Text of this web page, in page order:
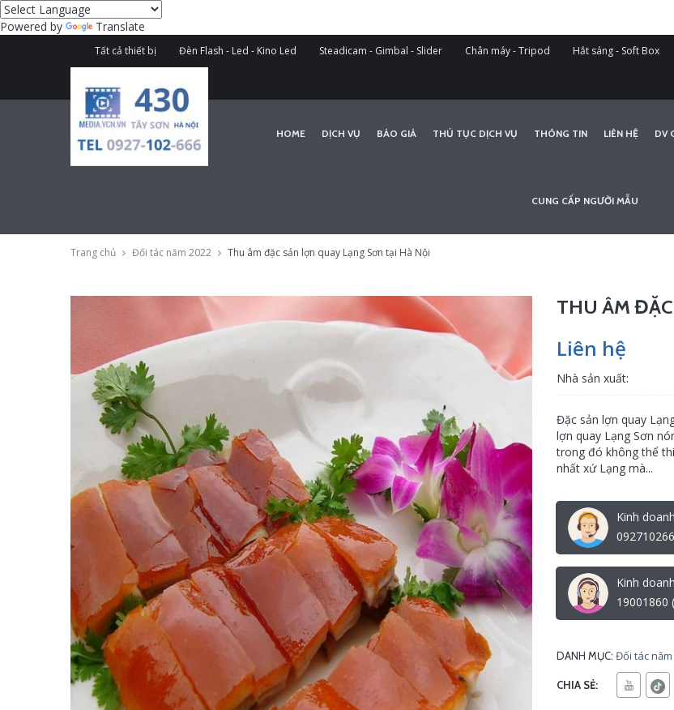
Powered by Translate
Tất cả thiết bị Đèn Flash - Led - Kino Led Steadicam - Gimbal - Slider Chân máy - Tripod Hắt sáng - Soft Box
HOME DỊCH VỤ BÁO GIÁ THỦ TỤC DỊCH VỤ THÔNG TIN LIÊN HỆ DV
CUNG CẤP NGƯỜI MẪU
Trang chủ Đối tác năm 2022 Thu âm đặc sản lợn quay Lạng Sơn tại Hà Nội
THU ÂM
Liên hệ
Nhà sản xuất:
Đặc sản lợn quay
lợn quay Lạng Sơn
trong đó không thể
nhất xứ Lạng mà...
Kinh
Kinh
19001860
DANH MỤC: Đối tác năm
CHIA SẺ: